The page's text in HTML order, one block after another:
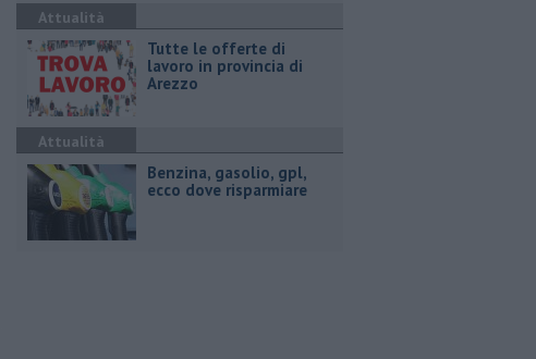
Attualità
​Tutte le offerte di
lavoro in provincia di
Arezzo
Attualità
​Benzina, gasolio, gpl,
ecco dove risparmiare